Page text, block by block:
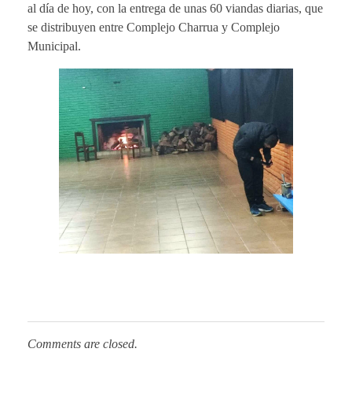
al día de hoy, con la entrega de unas 60 viandas diarias, que
se distribuyen entre Complejo Charrua y Complejo
Municipal.
Comments are closed.